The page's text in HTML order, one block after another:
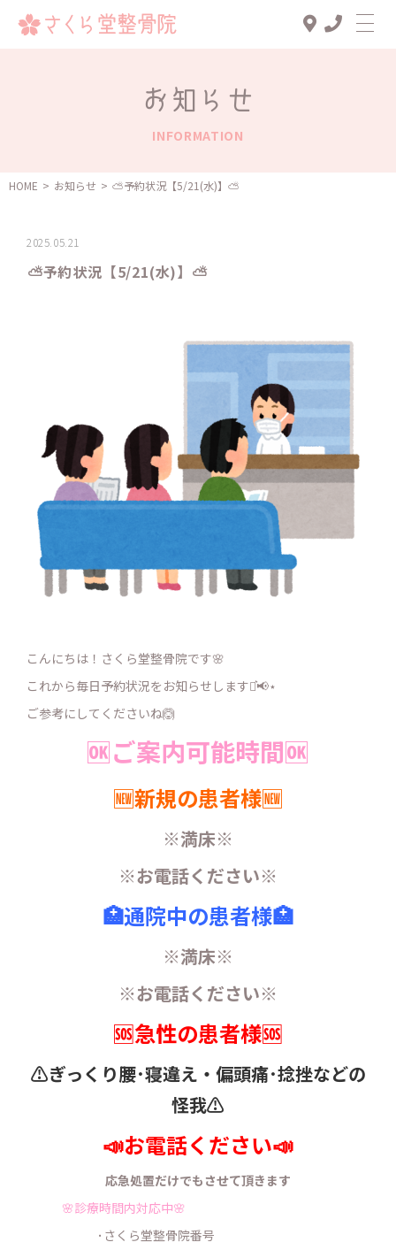
診療メニュー
スタッフ一覧
お知らせ
INFORMATION
HOME > お知らせ > ️️️⛅️予約状況【5/21(水)】️️️⛅️
2025.05.21
️️️⛅️予約状況【5/21(水)】️️️⛅️
こんにちは！さくら堂整骨院です🌸
これから毎日予約状況をお知らせします⋆͛📢⋆
ご参考にしてくださいね🙆
🆗ご案内可能時間🆗
🆕新規の患者様🆕
※満床※
※お電話ください※
🏥通院中の患者様🏥
※満床※
※お電話ください※
🆘急性の患者様🆘
⚠️ぎっくり腰･寝違え・ 偏頭痛･捻挫などの
怪我⚠️
📣お電話ください📣
応急処置だけでもさせて頂きます
🌸診療時間内対応中🌸
･さくら堂整骨院番号